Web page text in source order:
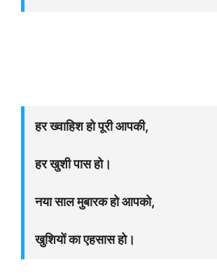
हर ख्वाहिश हो पूरी आपकी,
हर खुशी पास हो।
नया साल मुबारक हो आपको,
खुशियों का एहसास हो।